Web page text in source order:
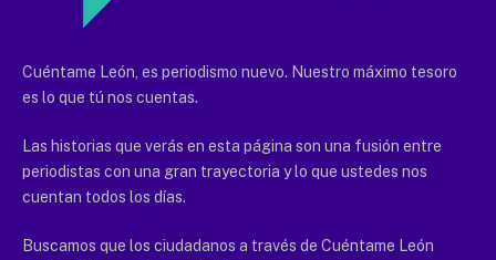
Cuéntame León, es periodismo nuevo. Nuestro máximo tesoro
es lo que tú nos cuentas.
Las historias que verás en esta página son una fusión entre
periodistas con una gran trayectoria y lo que ustedes nos
cuentan todos los días.
Buscamos que los ciudadanos a través de Cuéntame León